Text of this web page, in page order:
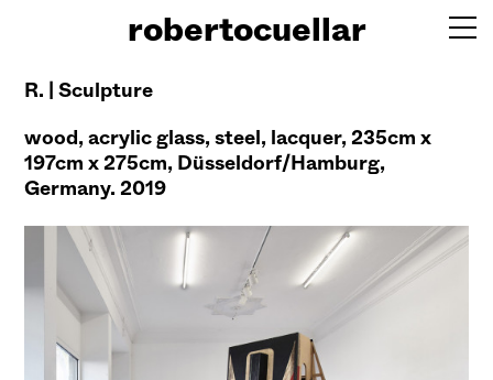
robertocuellar
R. | Sculpture
wood, acrylic glass, steel, lacquer, 235cm x
197cm x 275cm, Düsseldorf/Hamburg,
Germany. 2019